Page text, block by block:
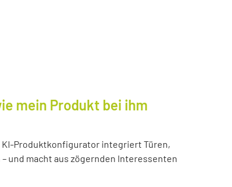
mein Produkt bei ihm
KI-Produktkonfigurator integriert Türen,
und macht aus zögernden Interessenten